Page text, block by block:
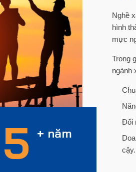
+ năm
Nghề
hình
mực
Trong
ngành
Đổi
cậy.